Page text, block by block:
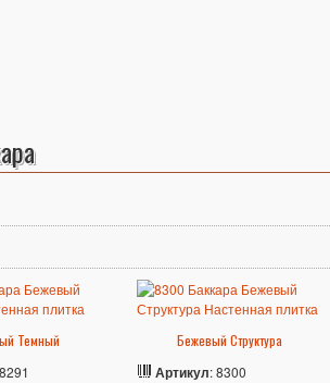
Темный Бежевый Структура
Артикул: 8300